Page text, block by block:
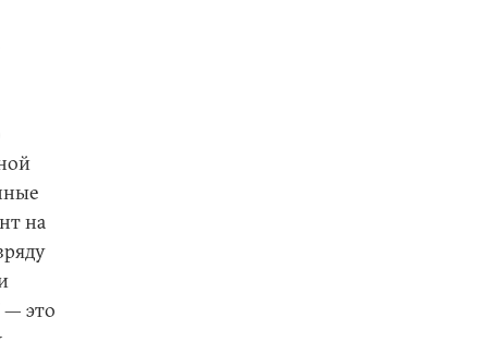
на
— это